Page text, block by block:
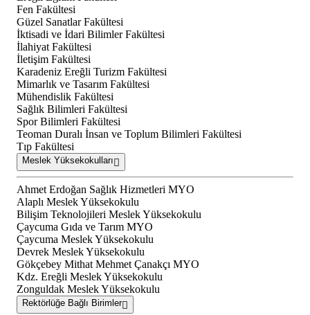
Fen Fakültesi
Güzel Sanatlar Fakültesi
İktisadi ve İdari Bilimler Fakültesi
İlahiyat Fakültesi
İletişim Fakültesi
Karadeniz Ereğli Turizm Fakültesi
Mimarlık ve Tasarım Fakültesi
Mühendislik Fakültesi
Sağlık Bilimleri Fakültesi
Spor Bilimleri Fakültesi
Teoman Duralı İnsan ve Toplum Bilimleri Fakültesi
Tıp Fakültesi
Meslek Yüksekokulları
Ahmet Erdoğan Sağlık Hizmetleri MYO
Alaplı Meslek Yüksekokulu
Bilişim Teknolojileri Meslek Yüksekokulu
Çaycuma Gıda ve Tarım MYO
Çaycuma Meslek Yüksekokulu
Devrek Meslek Yüksekokulu
Gökçebey Mithat Mehmet Çanakçı MYO
Kdz. Ereğli Meslek Yüksekokulu
Zonguldak Meslek Yüksekokulu
Rektörlüğe Bağlı Birimler